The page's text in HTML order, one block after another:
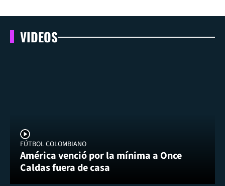
VIDEOS
FÚTBOL COLOMBIANO
América venció por la mínima a Once
Caldas fuera de casa